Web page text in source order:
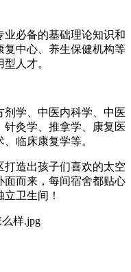
必备的基础理论知识和
复中心、养生保健机构等
人才。
剂学、中医内科学、中医
灸学、推拿学、康复医
临床康复学等。
造出孩子们喜欢的太空
面而来，每间宿舍都贴心
卫生间！